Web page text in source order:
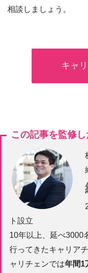
相談しましょう。
キャ
この記事を監修
ト設立
10年以上、延べ3000
行ってきたキャリア
ャリチェンでは年間1